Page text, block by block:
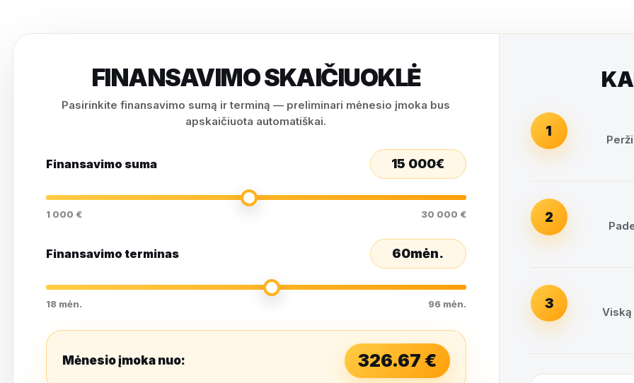
FINANSAVIMO SKAIČIUOKLĖ
Pasirinkite finansavimo sumą ir terminą — preliminari mėnesio įmoka bus
apskaičiuota automatiškai.
Finansavimo suma 15 000€
1 000 € 30 000 €
Finansavimo terminas 60mėn.
18 mėn. 96 mėn.
Mėnesio įmoka nuo: 326.67 €
1
2
3